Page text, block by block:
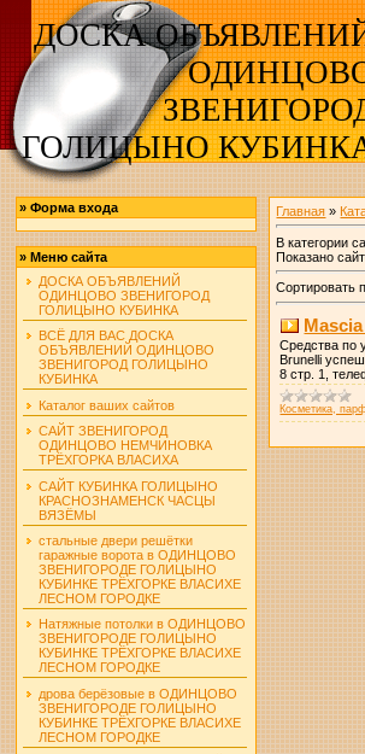
ДОСКА
ГОЛИЦЫНО
»Форма входа
»Меню сайта
ДОСКА ОБЪЯВЛЕНИЙ
ОДИНЦОВО ЗВЕНИГОРОД
ГОЛИЦЫНО КУБИНКА
ВСЁ ДЛЯ ВАС ДОСКА
ОБЪЯВЛЕНИЙ ОДИНЦОВО
ЗВЕНИГОРОД ГОЛИЦЫНО
КУБИНКА
Каталог ваших сайтов
САЙТ ЗВЕНИГОРОД
ОДИНЦОВО НЕМЧИНОВКА
ТРЁХГОРКА ВЛАСИХА
САЙТ КУБИНКА ГОЛИЦЫНО
КРАСНОЗНАМЕНСК ЧАСЦЫ
ВЯЗЁМЫ
стальные двери решётки
гаражные ворота в ОДИНЦОВО
ЗВЕНИГОРОДЕ ГОЛИЦЫНО
КУБИНКЕ ТРЁХГОРКЕ ВЛАСИХЕ
ЛЕСНОМ ГОРОДКЕ
Натяжные потолки в ОДИНЦОВО
ЗВЕНИГОРОДЕ ГОЛИЦЫНО
КУБИНКЕ ТРЁХГОРКЕ ВЛАСИХЕ
ЛЕСНОМ ГОРОДКЕ
дрова берёзовые в ОДИНЦОВО
ЗВЕНИГОРОДЕ ГОЛИЦЫНО
КУБИНКЕ ТРЁХГОРКЕ ВЛАСИХЕ
ЛЕСНОМ ГОРОДКЕ
Главная »
В категории
Показано
Сортировать
Средства по
Brunelli
8 стр. 1,
Косметика,